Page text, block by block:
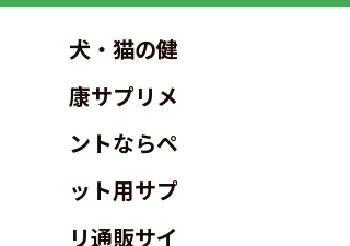
犬・猫の健
康サプリメ
ントならペ
ット用サプ
リ通販サイ